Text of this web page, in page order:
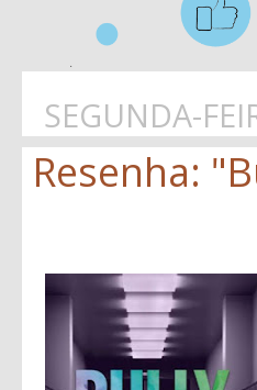
SEGUNDA-
Resenha: